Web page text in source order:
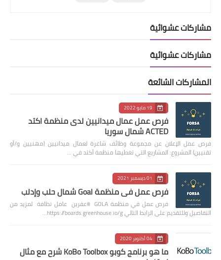
مشاركات عشوائية
مشاركات عشوائية
المشاركات الشائعة
19 مايو 2022
فرص عمل عمال ميدانيين لدى منظمة اكتد
ACTED شمال سوريا
فرص عمل الإعلان عن مجموعة وظائف شاغرة لعمال ميدانيين (مهنيين و/أو
تقنيين) المشروع: المشاريع التي تغطيها منظمة أكتد في …
01 ديسمبر 2021
فرص عمل في منظمة Goal شمال حلب وإدلب
فرص عمل في منظمة GOLA #عفرين عامل نظافة لمزيد من
التفاصيل وللتقديم على الرابط التالي https://boards.greenhouse.io/g…
04 أكتوبر 2020
ما هو برنامج كوبو KoBo Toolbox شرح مع مثال